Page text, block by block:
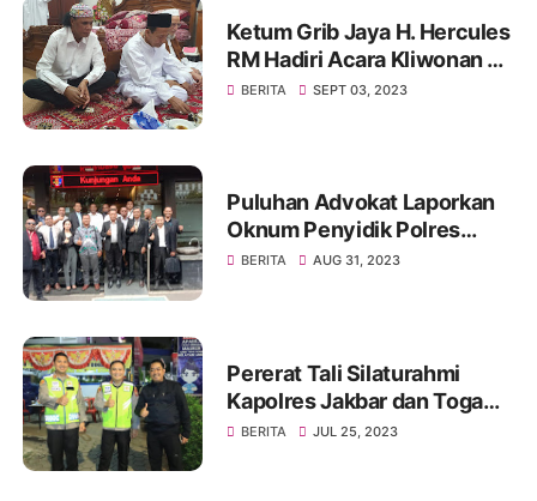
Ketum Grib Jaya H. Hercules
RM Hadiri Acara Kliwonan di
Pekalongan dan Milad Ke 11
BERITA SEPT 03, 2023
Puluhan Advokat Laporkan
Oknum Penyidik Polres
JAKSEL Ke Propam Mabes
BERITA AUG 31, 2023
Pererat Tali Silaturahmi
Kapolres Jakbar dan Toga
Serta Tomas, Ini Kata Tokoh
BERITA JUL 25, 2023